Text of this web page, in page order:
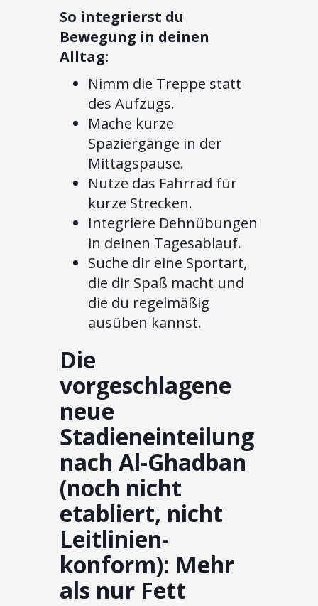
So integrierst du
Bewegung in deinen
Alltag:
Nimm die Treppe statt
des Aufzugs.
Mache kurze
Spaziergänge in der
Mittagspause.
Nutze das Fahrrad für
kurze Strecken.
Integriere Dehnübungen
in deinen Tagesablauf.
Suche dir eine Sportart,
die dir Spaß macht und
die du regelmäßig
ausüben kannst.
Die
vorgeschlagene
neue
Stadieneinteilung
nach Al-Ghadban
(noch nicht
etabliert, nicht
Leitlinien-
konform): Mehr
als nur Fett